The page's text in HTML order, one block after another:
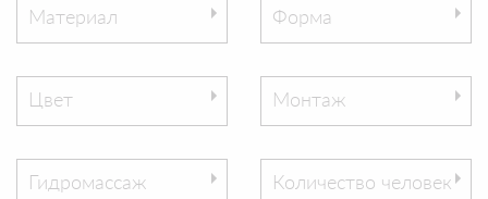
Материал Форма
Цвет Монтаж
Гидромассаж Количество человек